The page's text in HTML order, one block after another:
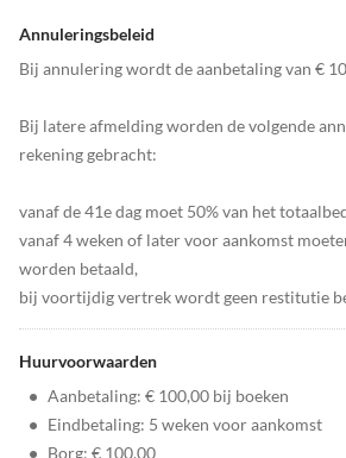
Annuleringsbeleid
Bij annulering wordt de aanbetaling van €
Bij latere afmelding worden de volgende
rekening gebracht:
vanaf de 41e dag moet 50% van het
vanaf 4 weken of later voor aankomst
worden betaald,
bij voortijdig vertrek wordt geen restitutie
Huurvoorwaarden
• Aanbetaling: € 100,00 bij boeken
• Eindbetaling: 5 weken voor aankomst
• Borg: € 100,00